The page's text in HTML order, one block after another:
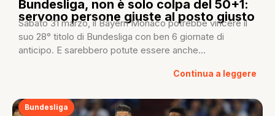
Bundesliga, non è solo colpa del 50+1:
servono persone giuste al posto giusto
Sabato 31 marzo, il Bayern Monaco potrebbe vincere il
suo 28° titolo di Bundesliga con ben 6 giornate di
anticipo. E sarebbero potute essere anche...
Continua a leggere
Bundesliga